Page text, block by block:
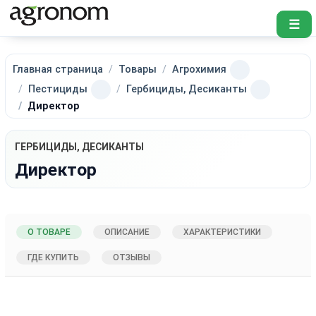
☰
Главная страница Товары
Агрохимия
Пестициды
Гербициды, Десиканты
Директор
ГЕРБИЦИДЫ, ДЕСИКАНТЫ
Директор
О ТОВАРЕ ОПИСАНИЕ ХАРАКТЕРИСТИКИ
ГДЕ КУПИТЬ ОТЗЫВЫ